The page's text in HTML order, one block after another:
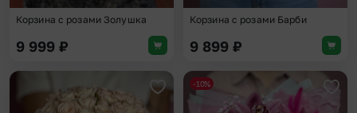
Корзина с розами Золушка
9 999 ₽
Корзина с розами Барби
9 899 ₽
Добавить в избранное
-10%